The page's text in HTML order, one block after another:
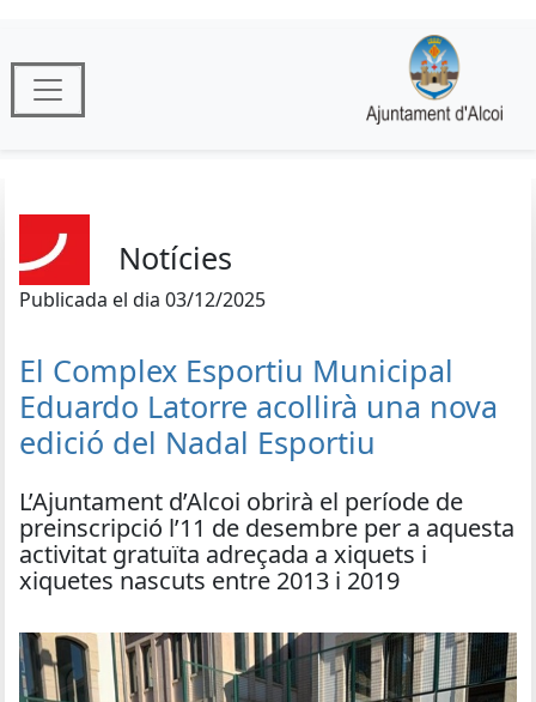
Notícies
Publicada el dia 03/12/2025
El Complex Esportiu Municipal
Eduardo Latorre acollirà una nova
edició del Nadal Esportiu
L’Ajuntament d’Alcoi obrirà el període de
preinscripció l’11 de desembre per a aquesta
activitat gratuïta adreçada a xiquets i
xiquetes nascuts entre 2013 i 2019